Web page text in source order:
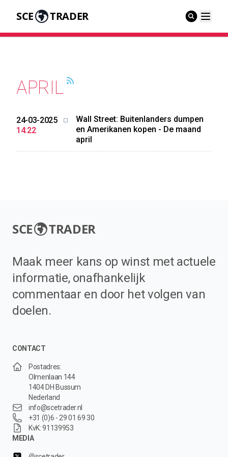
SCE TRADER
APRIL
24-03-2025
14:22
Wall Street: Buitenlanders dumpen
en Amerikanen kopen - De maand
april
SCE TRADER
Maak meer kans op winst met actuele
informatie, onafhankelijk
commentaar en door het volgen van
doelen.
CONTACT
Postadres:
Olmenlaan 144
1404 DH Bussum
Nederland
info@scetrader.nl
+31 (0)6 - 29 01 69 30
KvK: 91139953
MEDIA